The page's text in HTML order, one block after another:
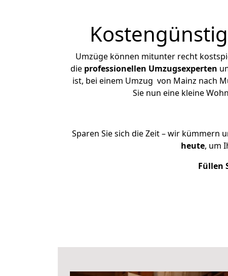
Umzüge können mitunter recht
die professionellen Umzugsexperten
ist, bei einem Umzug von Mainz nach
Sie nun eine kleine
Sparen Sie sich die Zeit – wir kümmern
heute, um
Füllen